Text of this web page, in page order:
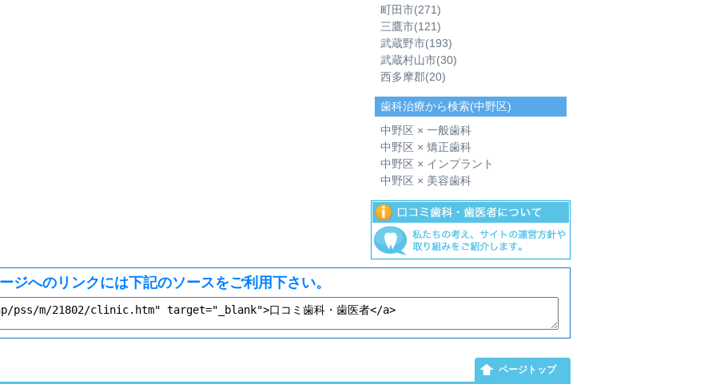
町田市(271)
三鷹市(121)
武蔵野市(193)
武蔵村山市(30)
西多摩郡(20)
歯科治療から検索(中野区)
中野区 × 一般歯科
中野区 × 矯正歯科
中野区 × インプラント
中野区 × 美容歯科
ジへのリンクには下記のソースをご利用下さい。
ページトップ